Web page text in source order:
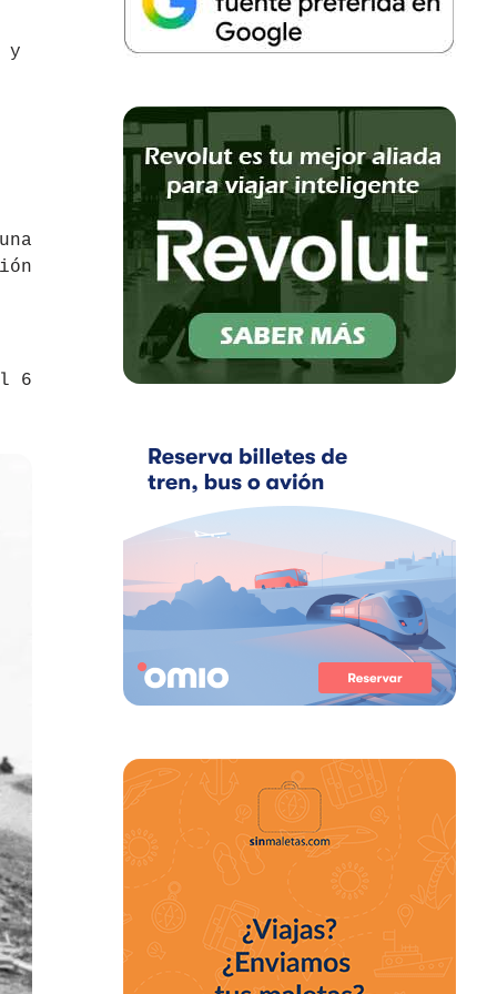
y
6